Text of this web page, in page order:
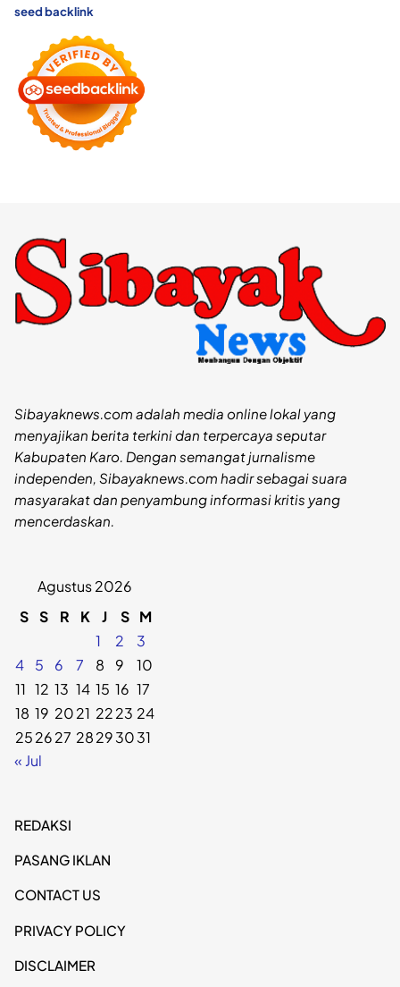
seed backlink
Sibayaknews.com adalah media online lokal yang
menyajikan berita terkini dan terpercaya seputar
Kabupaten Karo. Dengan semangat jurnalisme
independen, Sibayaknews.com hadir sebagai suara
masyarakat dan penyambung informasi kritis yang
mencerdaskan.
Agustus 2026
S S R K J S M
1
2
3
4
5 6 7 8 9
10
11 12 13 14 15 16 17
18 19 2021 2223 24
252627 28293031
« Jul
REDAKSI
PASANG IKLAN
CONTACT US
PRIVACY POLICY
DISCLAIMER